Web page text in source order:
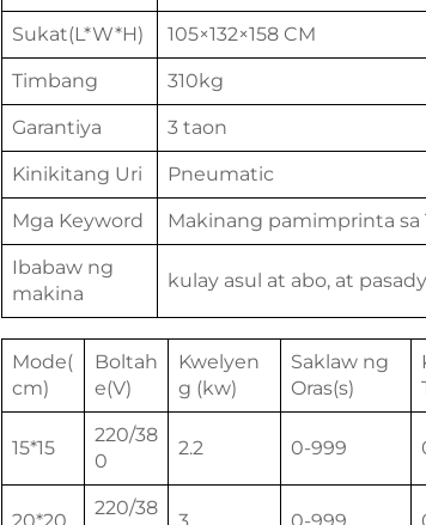
Sukat(L*W*H) 105×132×158 CM
Timbang 310kg
Garantiya 3 taon
Kinikitang Uri Pneumatic
Mga Keyword Makinang pamimprinta sa
Ibabaw ng
makina
kulay asul at abo, at
Mode(
cm)
Boltah
e(V)
Kwelyen
g (kw)
Saklaw ng
Oras(s)
15*15
220/38
0
2.2 0-999
20*20
220/38
3 0-999